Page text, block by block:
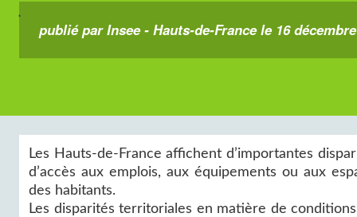
publié par Insee - Hauts-de-France le 16
Les Hauts-de-France affichent d’importantes
d’accès aux emplois, aux équipements ou aux
des habitants.
Les disparités territoriales en matière de